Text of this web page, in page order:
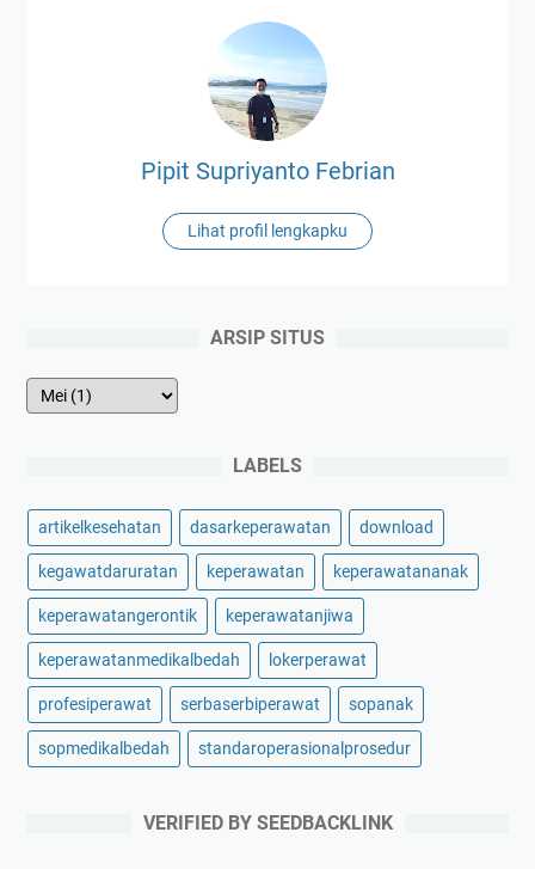
Pipit Supriyanto Febrian
Lihat profil lengkapku
ARSIP SITUS
LABELS
artikelkesehatan dasarkeperawatan download
kegawatdaruratan keperawatan keperawatananak
keperawatangerontik keperawatanjiwa
keperawatanmedikalbedah lokerperawat
profesiperawat serbaserbiperawat sopanak
sopmedikalbedah standaroperasionalprosedur
VERIFIED BY SEEDBACKLINK